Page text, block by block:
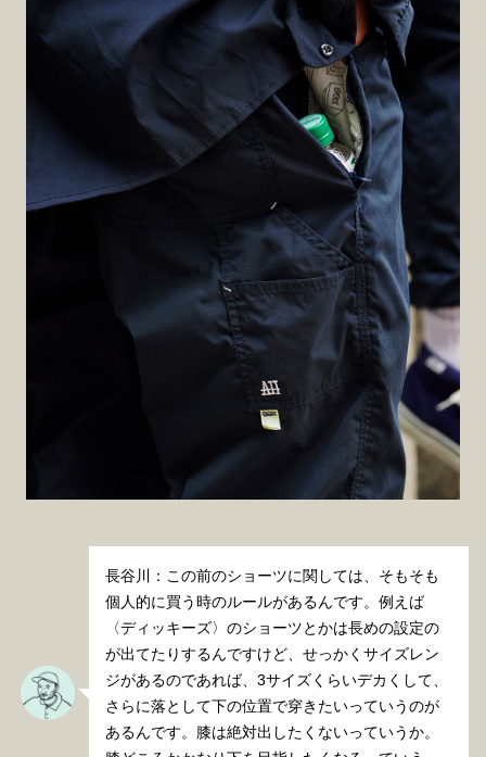
長谷川：この前のショーツに関しては、そもそも
個人的に買う時のルールがあるんです。例えば
〈ディッキーズ〉のショーツとかは長めの設定の
が出てたりするんですけど、せっかくサイズレン
ジがあるのであれば、3サイズくらいデカくして、
さらに落として下の位置で穿きたいっていうのが
あるんです。膝は絶対出したくないっていうか。